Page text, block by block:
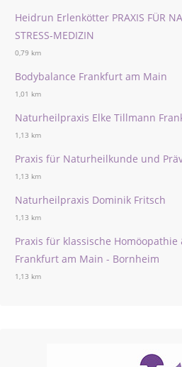
Heidrun Erlenkötter PRAXIS FÜR
STRESS-MEDIZIN
0,79 km
Bodybalance Frankfurt am Main
1,01 km
Naturheilpraxis Elke Tillmann
1,13 km
Praxis für Naturheilkunde und
1,13 km
Naturheilpraxis Dominik Fritsch
1,13 km
Praxis für klassische
Frankfurt am Main - Bornheim
1,13 km